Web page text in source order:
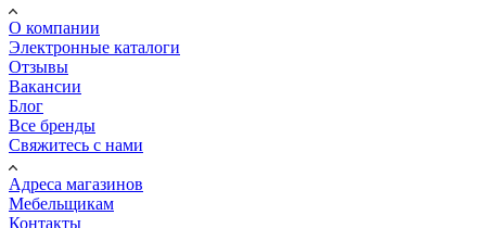
О компании
Электронные каталоги
Отзывы
Вакансии
Блог
Все бренды
Свяжитесь с нами
Адреса магазинов
Мебельщикам
Контакты